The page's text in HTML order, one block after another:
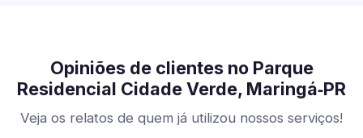
Opiniões de clientes no Parque
Residencial Cidade Verde, Maringá‑PR
Veja os relatos de quem já utilizou nossos serviços!